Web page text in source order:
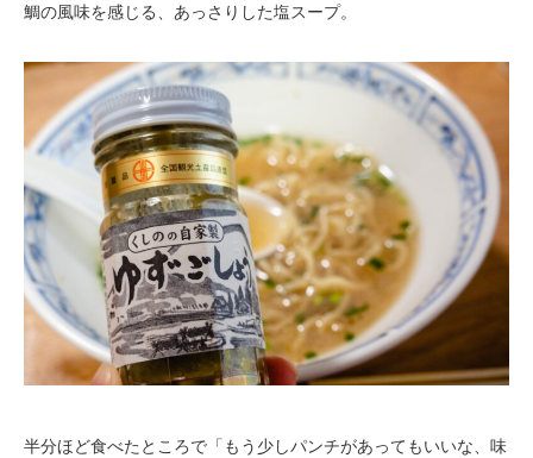
鯛の風味を感じる、あっさりした塩スープ。
半分ほど食べたところで「もう少しパンチがあってもいいな、味